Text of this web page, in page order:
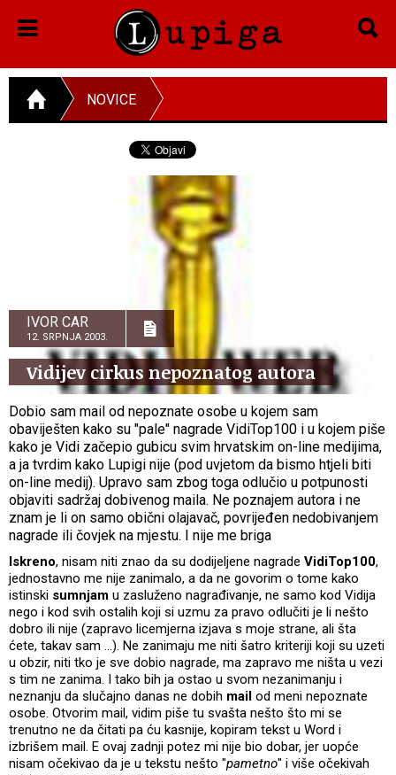
NOVICE
IVOR CAR
12. SRPNJA 2003.
Vidijev cirkus nepoznatog autora
Dobio sam mail od nepoznate osobe u kojem sam
obaviješten kako su "pale" nagrade VidiTop100 i u kojem piše
kako je Vidi začepio gubicu svim hrvatskim on-line medijima,
a ja tvrdim kako Lupigi nije (pod uvjetom da bismo htjeli biti
on-line medij). Upravo sam zbog toga odlučio u potpunosti
objaviti sadržaj dobivenog maila. Ne poznajem autora i ne
znam je li on samo obični olajavač, povrijeđen nedobivanjem
nagrade ili čovjek na mjestu. I nije me briga
Iskreno, nisam niti znao da su dodijeljene nagrade VidiTop100,
jednostavno me nije zanimalo, a da ne govorim o tome kako
istinski sumnjam u zasluženo nagrađivanje, ne samo kod Vidija
nego i kod svih ostalih koji si uzmu za pravo odlučiti je li nešto
dobro ili nije (zapravo licemjerna izjava s moje strane, ali šta
ćete, takav sam …). Ne zanimaju me niti šatro kriteriji koji su uzeti
u obzir, niti tko je sve dobio nagrade, ma zapravo me ništa u vezi
s tim ne zanima. I tako bih ja ostao u svom nezanimanju i
neznanju da slučajno danas ne dobih mail od meni nepoznate
osobe. Otvorim mail, vidim piše tu svašta nešto što mi se
trenutno ne da čitati pa ću kasnije, kopiram tekst u Word i
izbrišem mail. E ovaj zadnji potez mi nije bio dobar, jer uopće
nisam očekivao da je u tekstu nešto "pametno" i više očekivah